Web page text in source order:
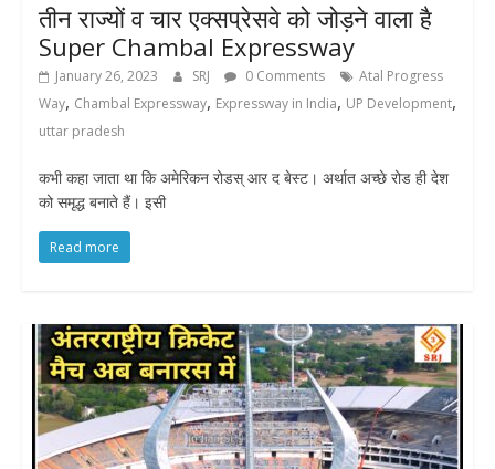
तीन राज्यों व चार एक्सप्रेसवे को जोड़ने वाला है
Super Chambal Expressway
January 26, 2023 SRJ 0 Comments
Atal Progress
Way, Chambal Expressway, Expressway in India, UP Development,
uttar pradesh
कभी कहा जाता था कि अमेरिकन रोडस् आर द बेस्ट। अर्थात अच्छे रोड ही देश
को समृद्ध बनाते हैं। इसी
Read more